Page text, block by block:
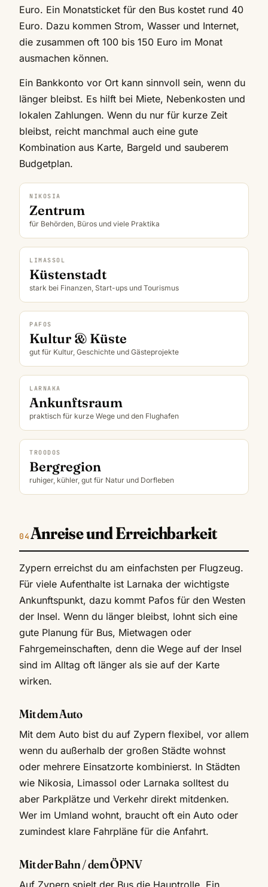
Euro. Ein Monatsticket für den Bus kostet rund 40
Euro. Dazu kommen Strom, Wasser und Internet,
die zusammen oft 100 bis 150 Euro im Monat
ausmachen können.
Ein Bankkonto vor Ort kann sinnvoll sein, wenn du
länger bleibst. Es hilft bei Miete, Nebenkosten und
lokalen Zahlungen. Wenn du nur für kurze Zeit
bleibst, reicht manchmal auch eine gute
Kombination aus Karte, Bargeld und sauberem
Budgetplan.
NIKOSIA
Zentrum
für Behörden, Büros und viele Praktika
LIMASSOL
Küstenstadt
stark bei Finanzen, Start-ups und Tourismus
PAFOS
Kultur & Küste
gut für Kultur, Geschichte und Gästeprojekte
LARNAKA
Ankunftsraum
praktisch für kurze Wege und den Flughafen
TROODOS
Bergregion
ruhiger, kühler, gut für Natur und Dorfleben
Anreise und Erreichbarkeit
Zypern erreichst du am einfachsten per Flugzeug.
Für viele Aufenthalte ist Larnaka der wichtigste
Ankunftspunkt, dazu kommt Pafos für den Westen
der Insel. Wenn du länger bleibst, lohnt sich eine
gute Planung für Bus, Mietwagen oder
Fahrgemeinschaften, denn die Wege auf der Insel
sind im Alltag oft länger als sie auf der Karte
wirken.
Mit dem Auto
Mit dem Auto bist du auf Zypern flexibel, vor allem
wenn du außerhalb der großen Städte wohnst
oder mehrere Einsatzorte kombinierst. In Städten
wie Nikosia, Limassol oder Larnaka solltest du
aber Parkplätze und Verkehr direkt mitdenken.
Wer im Umland wohnt, braucht oft ein Auto oder
zumindest klare Fahrpläne für die Anfahrt.
Mit der Bahn / dem ÖPNV
Auf Zypern spielt der Bus die Hauptrolle. Ein